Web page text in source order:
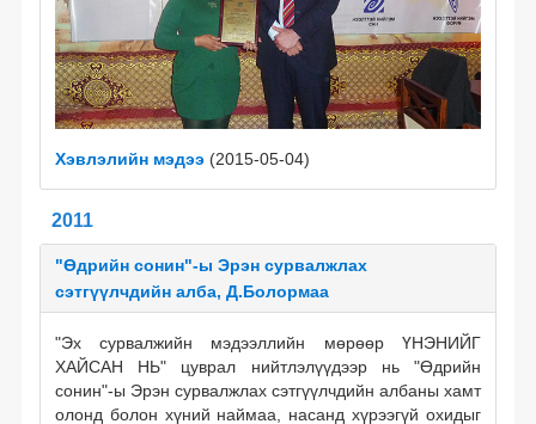
Хэвлэлийн мэдээ(2015-05-04)
2011
"Өдрийн сонин"-ы Эрэн сурвалжлах
сэтгүүлчдийн алба, Д.Болормаа
"Эх сурвалжийн мэдээллийн мөрөөр ҮНЭНИЙГ
ХАЙСАН НЬ" цуврал нийтлэлүүдээр нь "Өдрийн
сонин"-ы Эрэн сурвалжлах сэтгүүлчдийн албаны хамт
олонд болон хүний наймаа, насанд хүрээгүй охидыг